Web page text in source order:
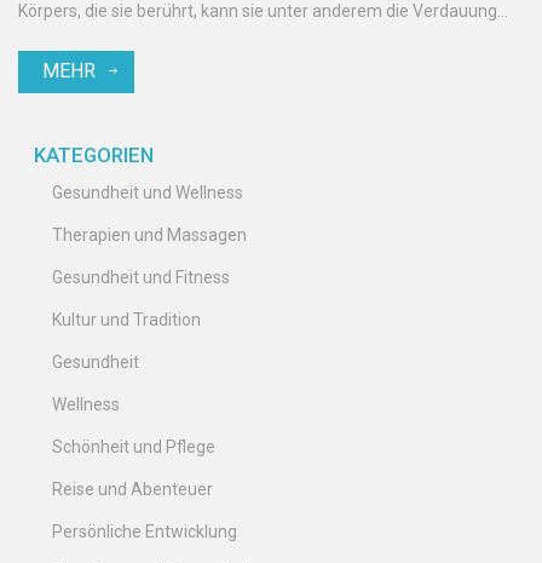
Körpers, die sie berührt, kann sie unter anderem die Verdauung
zur Verbesserung eures Wohlbefindens sucht, begleitet mich auf
MEHR
KATEGORIEN
Gesundheit und Wellness
Therapien und Massagen
Gesundheit und Fitness
Kultur und Tradition
Gesundheit
Wellness
Schönheit und Pflege
Reise und Abenteuer
Persönliche Entwicklung